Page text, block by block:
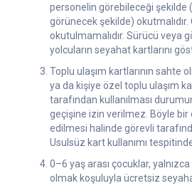
personelin görebileceği şekilde
görünecek şekilde)
okutulmamalıdır. Sürücü veya
yolcuların seyahat kartlarını
Toplu ulaşım kartlarının sahte
ya da kişiye özel toplu ulaşım
tarafından kullanılması
geçişine izin verilmez. Böyle
edilmesi halinde görevli
Usulsüz kart kullanımı
0–6 yaş arası çocuklar,
olmak koşuluyla ücretsiz